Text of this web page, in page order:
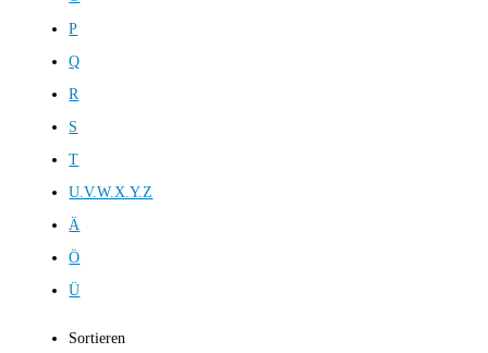
P
Q
R
S
T
U.V.W.X.Y.Z
Ä
Ö
Ü
Sortieren